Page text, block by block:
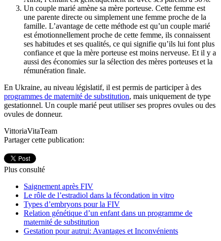
Un couple marié amène sa mère porteuse. Cette femme est
une parente directe ou simplement une femme proche de la
famille. L’avantage de cette méthode est qu’un couple marié
est émotionnellement proche de cette femme, ils connaissent
ses habitudes et ses qualités, ce qui signifie qu’ils lui font plus
confiance et que la mère porteuse est moins nerveuse. Et il y a
aussi des économies sur la sélection des mères porteuses et la
rémunération finale.
En Ukraine, au niveau législatif, il est permis de participer à des
programmes de maternité de substitution, mais uniquement de type
gestationnel. Un couple marié peut utiliser ses propres ovules ou des
ovules de donneur.
VittoriaVitaTeam
Partager cette publication:
Plus consulté
Saignement après FIV
Le rôle de l’estradiol dans la fécondation in vitro
Types d’embryons pour la FIV
Relation génétique d’un enfant dans un programme de
maternité de substitution
Gestation pour autrui: Avantages et Inconvénients